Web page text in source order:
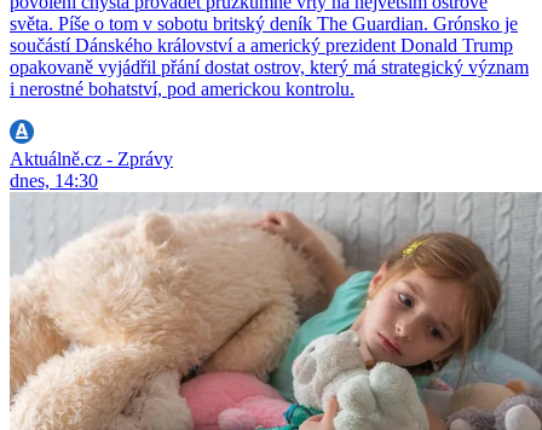
světa. Píše o tom v sobotu britský deník The Guardian. Grónsko je
součástí Dánského království a americký prezident Donald Trump
opakovaně vyjádřil přání dostat ostrov, který má strategický význam
i nerostné bohatství, pod americkou kontrolu.
Aktuálně.cz - Zprávy
dnes, 14:30